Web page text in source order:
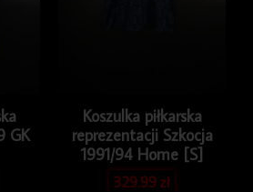
GK
Koszulka piłkarska
reprezentacji Szkocja
1991/94 Home [S]
329.99zł